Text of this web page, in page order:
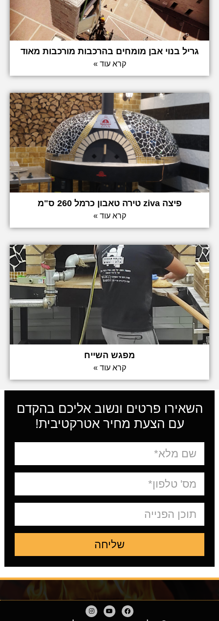
גריל בנוי אבן מומחים בהרכבות מורכבות מאוד
קרא עוד »
פיצה ziva טירה טאבון כרמל 260 ס"מ
קרא עוד »
מפגש השייח
קרא עוד »
השאירו פרטים ונשוב אליכם בהקדם
עם הצעת מחיר אטרקטיבית!
שליחה